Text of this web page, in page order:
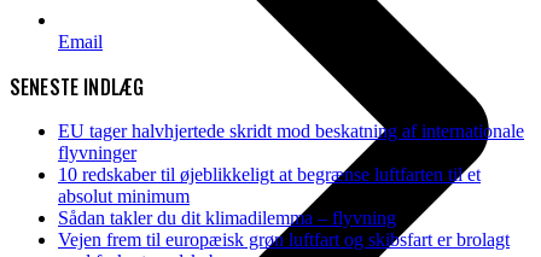
Email
SENESTE INDLÆG
EU tager halvhjertede skridt mod beskatning af internationale
flyvninger
10 redskaber til øjeblikkeligt at begrænse luftfarten til et
absolut minimum
Sådan takler du dit klimadilemma – flyvning
Vejen frem til europæisk grøn luftfart og skibsfart er brolagt